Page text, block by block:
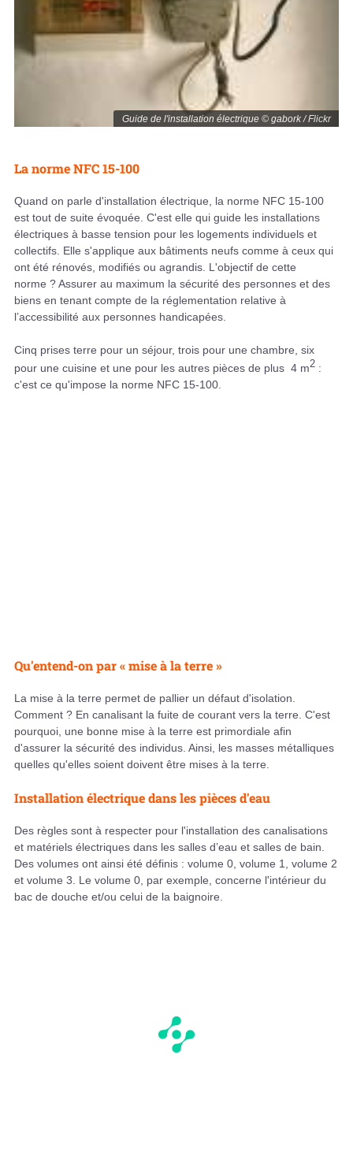
Guide de l'installation électrique © gabork / Flickr
La norme NFC 15-100
Quand on parle d'installation électrique, la norme NFC 15-100
est tout de suite évoquée. C'est elle qui guide les installations
électriques à basse tension pour les logements individuels et
collectifs. Elle s'applique aux bâtiments neufs comme à ceux qui
ont été rénovés, modifiés ou agrandis. L'objectif de cette
norme ? Assurer au maximum la sécurité des personnes et des
biens en tenant compte de la réglementation relative à
l’accessibilité aux personnes handicapées.
Cinq prises terre pour un séjour, trois pour une chambre, six
pour une cuisine et une pour les autres pièces de plus 4 m2 :
c'est ce qu'impose la norme NFC 15-100.
Qu'entend-on par « mise à la terre »
La mise à la terre permet de pallier un défaut d'isolation.
Comment ? En canalisant la fuite de courant vers la terre. C'est
pourquoi, une bonne mise à la terre est primordiale afin
d'assurer la sécurité des individus. Ainsi, les masses métalliques
quelles qu'elles soient doivent être mises à la terre.
Installation électrique dans les pièces d'eau
Des règles sont à respecter pour l'installation des canalisations
et matériels électriques dans les salles d’eau et salles de bain.
Des volumes ont ainsi été définis : volume 0, volume 1, volume 2
et volume 3. Le volume 0, par exemple, concerne l'intérieur du
bac de douche et/ou celui de la baignoire.